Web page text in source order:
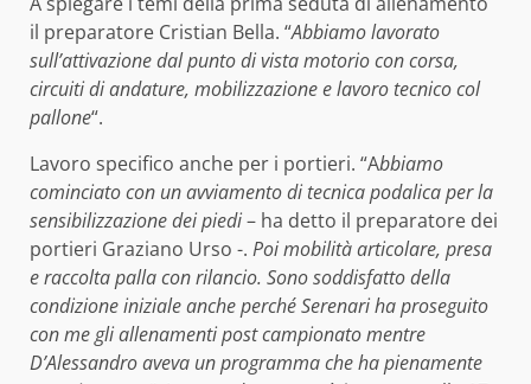
il preparatore Cristian Bella. “Abbiamo lavorato
sull’attivazione dal punto di vista motorio con corsa,
circuiti di andature, mobilizzazione e lavoro tecnico col
pallone“.
Lavoro specifico anche per i portieri. “Abbiamo
cominciato con un avviamento di tecnica podalica per la
sensibilizzazione dei piedi– ha detto il preparatore dei
portieri Graziano Urso -. Poi mobilità articolare, presa
e raccolta palla con rilancio. Sono soddisfatto della
condizione iniziale anche perché Serenari ha proseguito
con me gli allenamenti post campionato mentre
D’Alessandro aveva un programma che ha pienamente